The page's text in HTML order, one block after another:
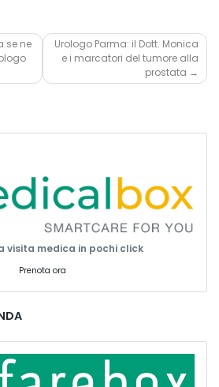
ne
Urologo Parma: il Dott. Monica
e i marcatori del tumore alla
prostata
visita medica in pochi click
Prenota ora